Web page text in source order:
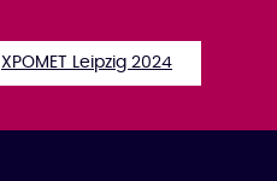
XPOMET Leipzig 2024